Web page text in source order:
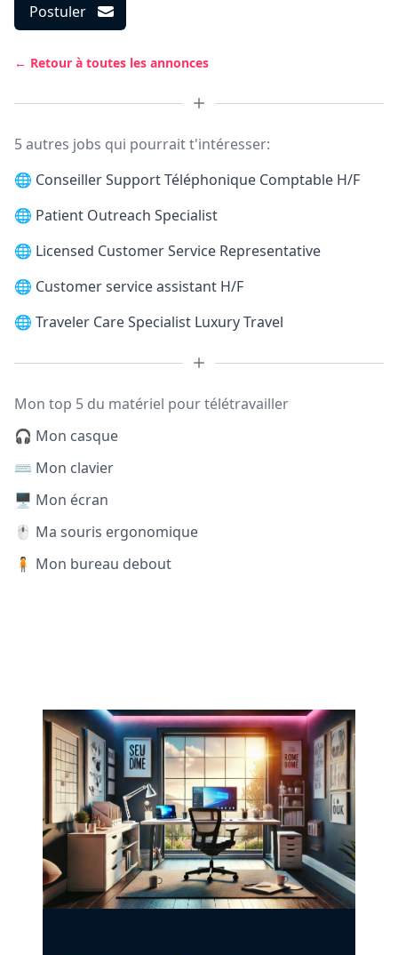
Postuler
← Retour à toutes les annonces
5 autres jobs qui pourrait t'intéresser:
🌐 Conseiller Support Téléphonique Comptable H/F
🌐 Patient Outreach Specialist
🌐 Licensed Customer Service Representative
🌐 Customer service assistant H/F
🌐 Traveler Care Specialist Luxury Travel
Mon top 5 du matériel pour télétravailler
🎧 Mon casque
⌨️ Mon clavier
🖥️ Mon écran
🖱️ Ma souris ergonomique
🧍 Mon bureau debout